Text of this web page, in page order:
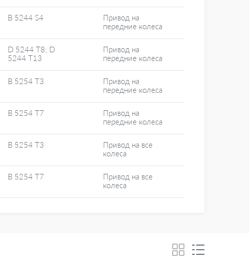
B 5244 S4
Привод на
передние колеса
D 5244 T8; D
5244 T13
Привод на
передние колеса
B 5254 T3
Привод на
передние колеса
B 5254 T7
Привод на
передние колеса
B 5254 T3
Привод на все
колеса
B 5254 T7
Привод на все
колеса